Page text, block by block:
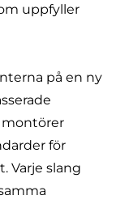
uppfyller
på en ny
montörer
för
Varje slang